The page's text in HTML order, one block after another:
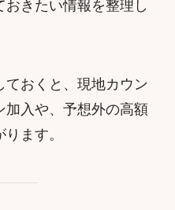
きたい情報を整理し
おくと、現地カウン
加入や、予想外の高額
ます。